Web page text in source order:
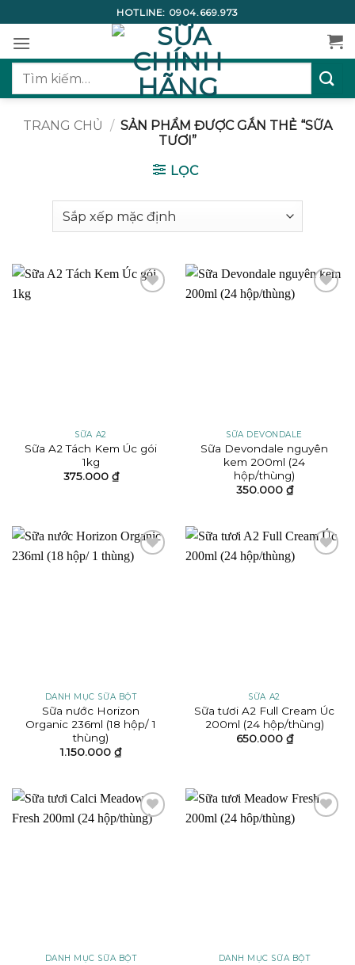
qua
nội
dung
HOTLINE: 0904.669.973
Tìm
TRANG CHỦ / SẢN PHẨM ĐƯỢC GẮN THẺ “SỮA
TƯƠI”
LỌC
SỮA A2
Sữa A2 Tách Kem Úc gói
1kg
375.000 ₫
SỮA DEVONDALE
Sữa Devondale nguyên
kem 200ml (24
hộp/thùng)
350.000 ₫
Add to
DANH MỤC SỮA BỘT
Sữa nước Horizon
Organic 236ml (18 hộp/ 1
thùng)
1.150.000 ₫
SỮA A2
Sữa tươi A2 Full Cream Úc
200ml (24 hộp/thùng)
650.000 ₫
Add to
DANH MỤC SỮA BỘT DANH MỤC SỮA BỘT